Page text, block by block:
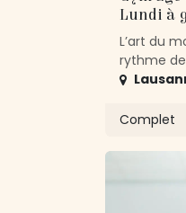
Lundi à
L’art du
rythme
Complet